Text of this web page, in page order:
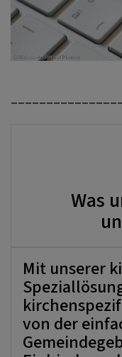
Was
Mit unserer
von der